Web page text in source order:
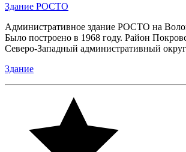
Здание РОСТО
Административное здание РОСТО на
Было построено в 1968 году. Район
Северо-Западный административный
Здание